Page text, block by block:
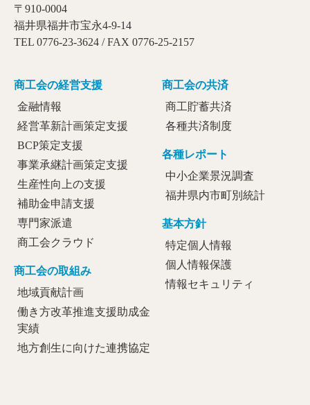
〒910-0004
福井県福井市宝永4-9-14
TEL 0776-23-3624 / FAX 0776-25-2157
商工会の経営支援
金融情報
経営革新計画策定支援
BCP策定支援
事業承継計画策定支援
生産性向上の支援
補助金申請支援
専門家派遣
商工会クラウド
商工会の取組み
地域貢献計画
働き方改革推進支援助成金
実績
地方創生に向けた連携協定
商工会の共済
商工貯蓄共済
各種共済制度
各種レポート
中小企業景況調査
福井県内市町別統計
基本方針
特定個人情報
個人情報保護
情報セキュリティ